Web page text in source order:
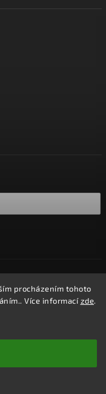
procházením tohoto
Více informacízde.